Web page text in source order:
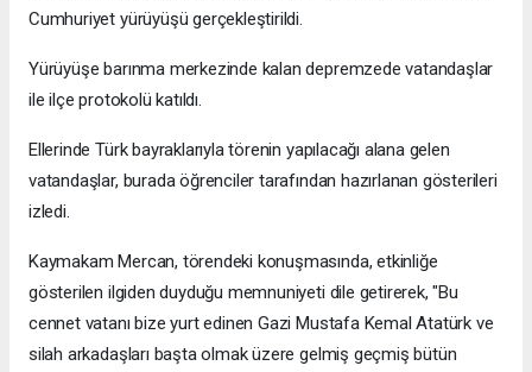
Cumhuriyet yürüyüşü gerçekleştirildi.
Yürüyüşe barınma merkezinde kalan depremzede vatandaşlar
ile ilçe protokolü katıldı.
Ellerinde Türk bayraklarıyla törenin yapılacağı alana gelen
vatandaşlar, burada öğrenciler tarafından hazırlanan gösterileri
izledi.
Kaymakam Mercan, törendeki konuşmasında, etkinliğe
gösterilen ilgiden duyduğu memnuniyeti dile getirerek, "Bu
cennet vatanı bize yurt edinen Gazi Mustafa Kemal Atatürk ve
silah arkadaşları başta olmak üzere gelmiş geçmiş bütün